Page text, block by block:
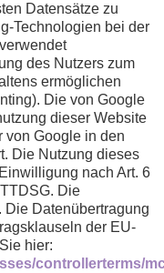
Datensätze zu
Technologien bei der
des Nutzers zum
ermöglichen
Die von Google
dieser Website
von Google in den
Die Nutzung dieses
nach Art. 6
Die
Datenübertragung
der EU-
hier:
controllerterms/